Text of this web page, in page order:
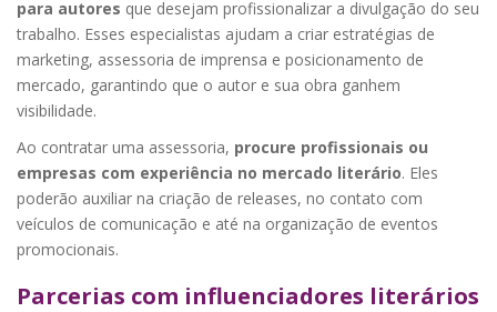
para autores que desejam profissionalizar a divulgação do seu
trabalho. Esses especialistas ajudam a criar estratégias de
marketing, assessoria de imprensa e posicionamento de
mercado, garantindo que o autor e sua obra ganhem
visibilidade.
Ao contratar uma assessoria, procure profissionais ou
empresas com experiência no mercado literário. Eles
poderão auxiliar na criação de releases, no contato com
veículos de comunicação e até na organização de eventos
promocionais.
Parcerias com influenciadores literários